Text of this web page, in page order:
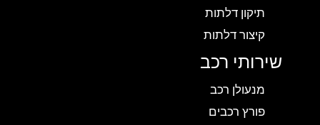
תיקון דלתות
קיצור דלתות
שירותי רכב
מנעולן רכב
פורץ רכבים